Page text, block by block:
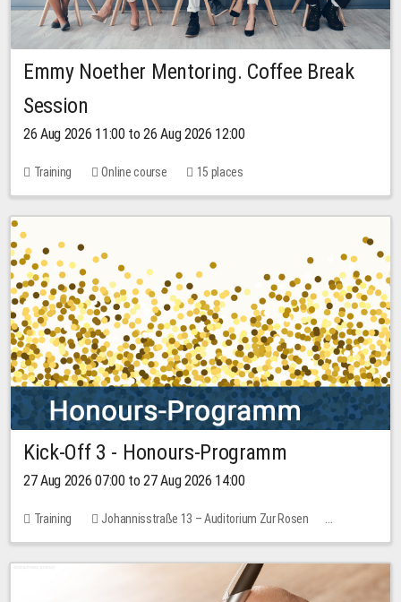
Emmy Noether Mentoring. Coffee Break
Session
26 Aug 2026 11:00 to 26 Aug 2026 12:00
Training Online course 15 places
Kick-Off 3 - Honours-Programm
27 Aug 2026 07:00 to 27 Aug 2026 14:00
Training
Johannisstraße 13 – Auditorium Zur Rosen
11 places